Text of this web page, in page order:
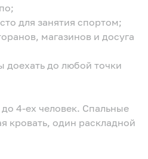
для занятия спортом;
магазинов и досуга
доехать до любой точки
4-ех человек. Спальные
кровать, один раскладной